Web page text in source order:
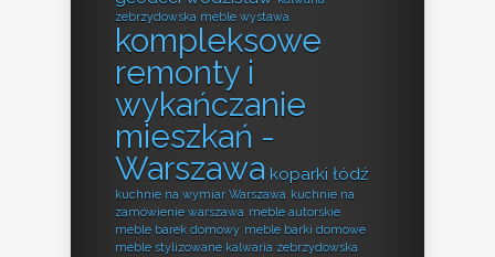
zebrzydowska meble wystawa
kompleksowe
remonty i
wykańczanie
mieszkań -
Warszawa koparki łódź
kuchnie na wymiar Warszawa kuchnie na
zamówienie warszawa meble autorskie
meble barek domowy meble barki domowe
meble stylizowane kalwaria zebrzydowska